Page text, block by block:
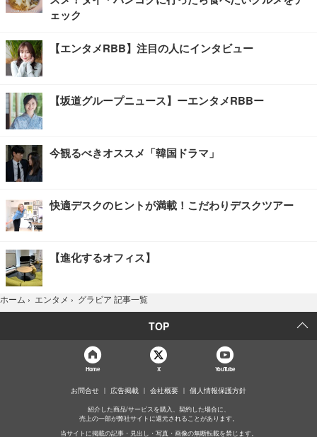
ェック
【エンタメRBB】注目の人にインタビュー
【坂道グループニュース】ーエンタメRBBー
今観るべきオススメ「韓国ドラマ」
快適デスクのヒントが満載！こだわりデスクツアー
【進化するオフィス】
ホーム › エンタメ › グラビア 記事一覧
TOP
Home X YouTube
お問合せ 広告掲載 会社概要 個人情報保護方針
紹介した商品/サービスを購入、契約した場合に、
売上の一部が弊社サイトに還元されることがあります。
当サイトに掲載の記事・見出し・写真・画像の無断転載を禁じます。